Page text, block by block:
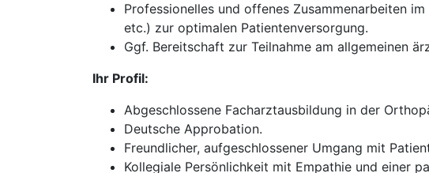
Professionelles und offenes Zusammenarbeiten
etc.) zur optimalen Patientenversorgung.
Ggf. Bereitschaft zur Teilnahme am allgemeinen
Ihr Profil:
Abgeschlossene Facharztausbildung in der
Deutsche Approbation.
Freundlicher, aufgeschlossener Umgang mit
Kollegiale Persönlichkeit mit Empathie und einer